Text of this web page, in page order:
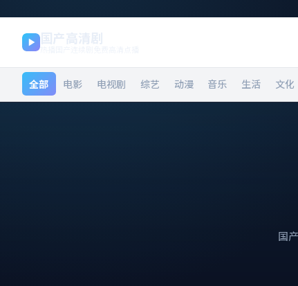
全部 电影 电视剧 综艺 动漫 音乐 生活 文化
国